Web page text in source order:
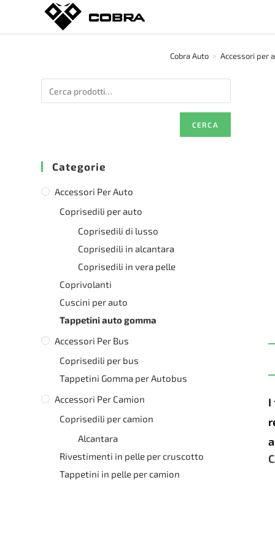
contenuto
Cobra Auto > Accessori per
I
CERCA
Categorie
Accessori Per Auto
Coprisedili per auto
Coprisedili di lusso
Coprisedili in alcantara
Coprisedili in vera pelle
Coprivolanti
Cuscini per auto
Tappetini auto gomma
Accessori Per Bus
Coprisedili per bus
Tappetini Gomma per Autobus
Accessori Per Camion
Coprisedili per camion
Alcantara
Rivestimenti in pelle per cruscotto
Tappetini in pelle per camion